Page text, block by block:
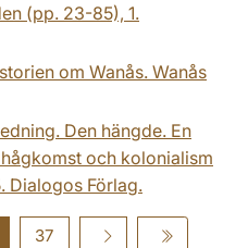
(pp. 23-85), 1.
om Wanås. Wanås
Den hängde. En
och kolonialism
Dialogos Förlag.
37